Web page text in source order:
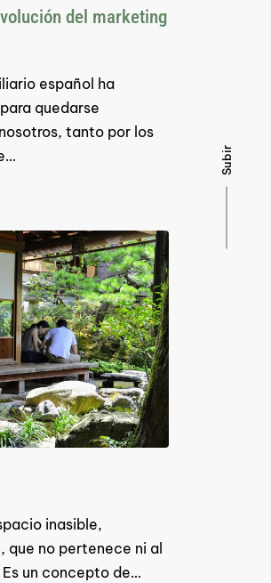
Subir
del marketing
español ha
quedarse
tanto por los
inasible,
no pertenece ni al
un concepto de…